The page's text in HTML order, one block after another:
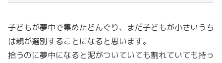
子どもが夢中で集めたどんぐり、まだ子どもが小さいうち
は親が選別することになると思います。
拾うのに夢中になると泥がついていても割れていても持っ